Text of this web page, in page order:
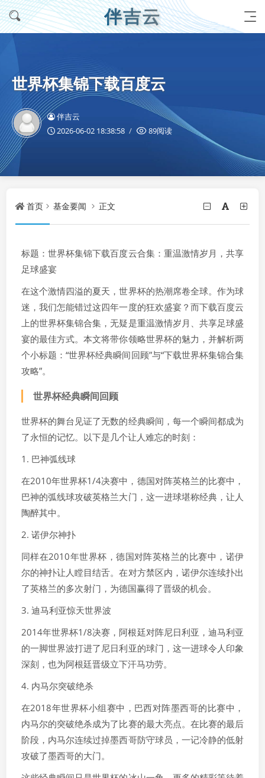
伴吉云
世界杯集锦下载百度云
伴吉云
2026-06-02 18:38:58
89阅读
首页 基金要闻 正文
标题：世界杯集锦下载百度云合集：重温激情岁月，共享
足球盛宴
在这个激情四溢的夏天，世界杯的热潮席卷全球。作为球
迷，我们怎能错过这四年一度的狂欢盛宴？而下载百度云
上的世界杯集锦合集，无疑是重温激情岁月、共享足球盛
宴的最佳方式。本文将带你领略世界杯的魅力，并解析两
个小标题：“世界杯经典瞬间回顾”与“下载世界杯集锦合集
攻略”。
世界杯经典瞬间回顾
世界杯的舞台见证了无数的经典瞬间，每一个瞬间都成为
了永恒的记忆。以下是几个让人难忘的时刻：
1. 巴神弧线球
在2010年世界杯1/4决赛中，德国对阵英格兰的比赛中，
巴神的弧线球攻破英格兰大门，这一进球堪称经典，让人
陶醉其中。
2. 诺伊尔神扑
同样在2010年世界杯，德国对阵英格兰的比赛中，诺伊
尔的神扑让人瞠目结舌。在对方禁区内，诺伊尔连续扑出
了英格兰的多次射门，为德国赢得了晋级的机会。
3. 迪马利亚惊天世界波
2014年世界杯1/8决赛，阿根廷对阵尼日利亚，迪马利亚
的一脚世界波打进了尼日利亚的球门，这一进球令人印象
深刻，也为阿根廷晋级立下汗马功劳。
4. 内马尔突破绝杀
在2018年世界杯小组赛中，巴西对阵墨西哥的比赛中，
内马尔的突破绝杀成为了比赛的最大亮点。在比赛的最后
阶段，内马尔连续过掉墨西哥防守球员，一记冷静的低射
攻破了墨西哥的大门。